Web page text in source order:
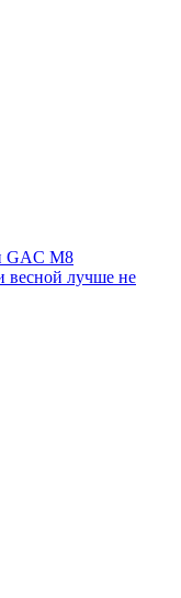
GAC M8
лучше не